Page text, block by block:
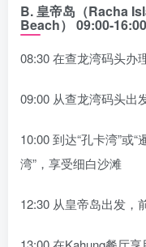
B.皇帝岛（Racha
Beach） 09:00-16:00
08:30 在查龙湾码头办
09:00 从查龙湾码头出
10:00 到达“孔卡湾”或
湾”，享受细白沙滩
12:30 从皇帝岛出发，